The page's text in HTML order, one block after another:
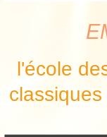
l'école